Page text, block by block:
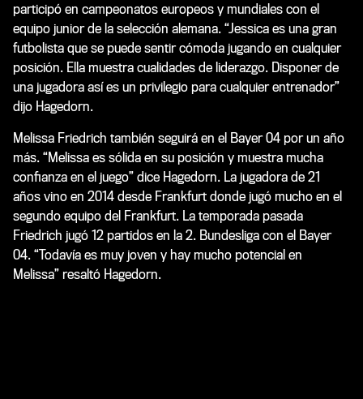
participó en campeonatos europeos y mundiales con el
equipo junior de la selección alemana. “Jessica es una gran
futbolista que se puede sentir cómoda jugando en cualquier
posición. Ella muestra cualidades de liderazgo. Disponer de
una jugadora así es un privilegio para cualquier entrenador”
dijo Hagedorn.
Melissa Friedrich también seguirá en el Bayer 04 por un año
más. “Melissa es sólida en su posición y muestra mucha
confianza en el juego” dice Hagedorn. La jugadora de 21
años vino en 2014 desde Frankfurt donde jugó mucho en el
segundo equipo del Frankfurt. La temporada pasada
Friedrich jugó 12 partidos en la 2. Bundesliga con el Bayer
04. “Todavía es muy joven y hay mucho potencial en
Melissa” resaltó Hagedorn.